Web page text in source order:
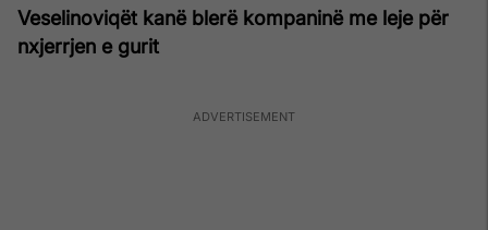
Veselinoviqët kanë blerë kompaninë me leje për
nxjerrjen e gurit